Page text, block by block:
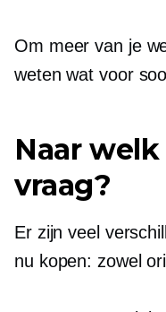
Om meer van je
weten wat voor
Naar
vraag?
Er zijn veel
nu kopen: zowel